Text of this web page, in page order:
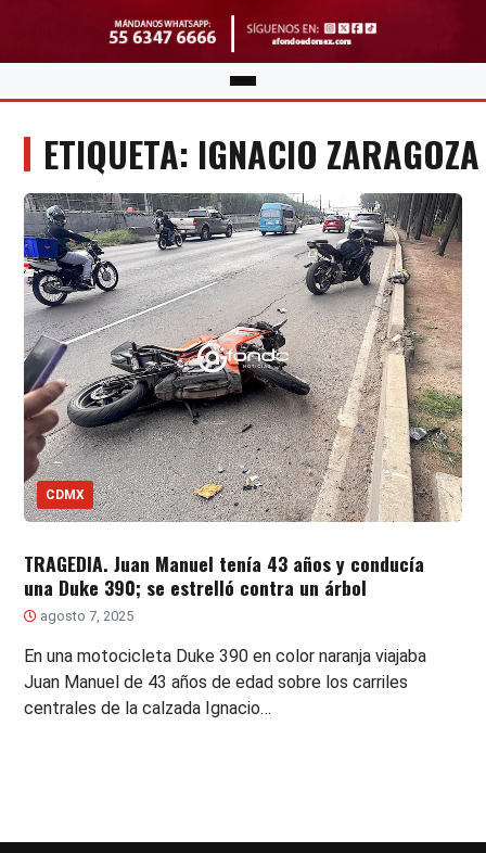
ETIQUETA: IGNACIO ZARAGOZA
CDMX
TRAGEDIA. Juan Manuel tenía 43 años y conducía
una Duke 390; se estrelló contra un árbol
agosto 7, 2025
En una motocicleta Duke 390 en color naranja viajaba
Juan Manuel de 43 años de edad sobre los carriles
centrales de la calzada Ignacio…